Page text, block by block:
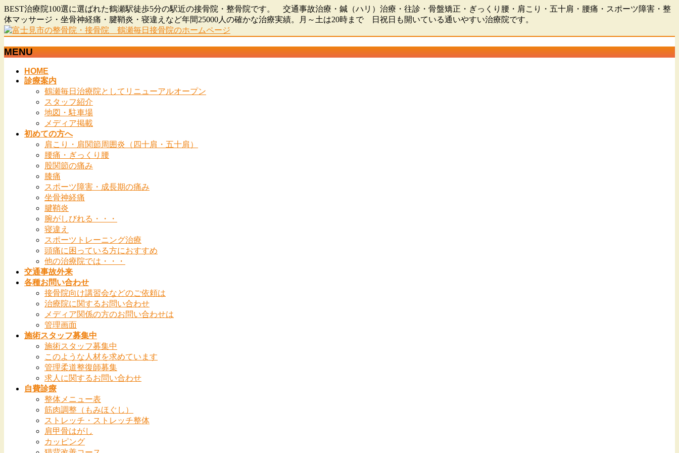
BEST治療院100選に選ばれた鶴瀬駅徒歩5分の駅近の接骨院・整骨院です。 交通事故治療・鍼（ハリ）治療・往診・骨盤矯正・ぎっくり腰・肩こり・五十肩・腰痛・スポーツ障害・整
体マッサージ・坐骨神経痛・腱鞘炎・寝違えなど年間25000人の確かな治療実績。月～土は20時まで 日祝日も開いている通いやすい治療院です。
MENU
HOME
診療案内
鶴瀬毎日治療院としてリニューアルオープン
スタッフ紹介
地図・駐車場
メディア掲載
初めての方へ
肩こり・肩関節周囲炎（四十肩・五十肩）
腰痛・ぎっくり腰
股関節の痛み
膝痛
スポーツ障害・成長期の痛み
坐骨神経痛
腱鞘炎
腕がしびれる・・・
寝違え
スポーツトレーニング治療
頭痛に困っている方におすすめ
他の治療院では・・・
交通事故外来
各種お問い合わせ
接骨院向け講習会などのご依頼は
治療院に関するお問い合わせ
メディア関係の方のお問い合わせは
管理画面
施術スタッフ募集中
施術スタッフ募集中
このような人材を求めています
管理柔道整復師募集
求人に関するお問い合わせ
自費診療
整体メニュー表
筋肉調整（もみほぐし）
ストレッチ・ストレッチ整体
肩甲骨はがし
カッピング